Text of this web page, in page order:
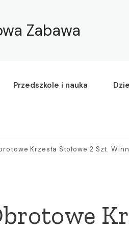
Zabawa
Przedszkole i nauka
Krzesła Stołowe 2 Szt.